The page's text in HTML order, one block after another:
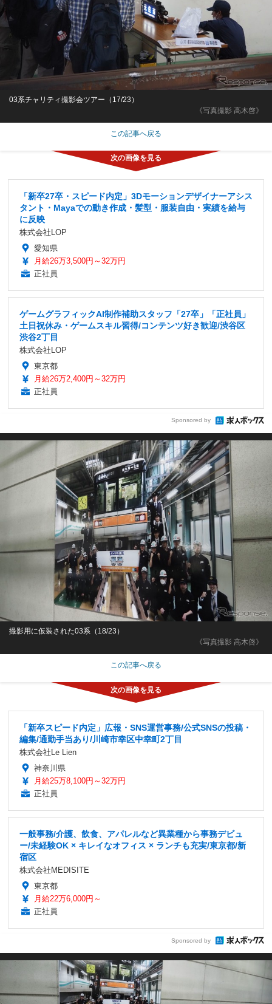
《写真撮影 高木啓》
03系チャリティ撮影会ツアー（17/23）
この記事へ戻る
「新卒27卒・スピード内定」3Dモーションデザイナーアシス
タント・Mayaでの動き作成・髪型・服装自由・実績を給与
に反映
株式会社LOP
愛知県
月給26万3,500円～32万円
正社員
ゲームグラフィックAI制作補助スタッフ「27卒」「正社員」
土日祝休み・ゲームスキル習得/コンテンツ好き歓迎/渋谷区
渋谷2丁目
株式会社LOP
東京都
月給26万2,400円～32万円
正社員
Sponsored by
《写真撮影 高木啓》
撮影用に仮装された03系（18/23）
この記事へ戻る
「新卒スピード内定」広報・SNS運営事務/公式SNSの投稿・
編集/通勤手当あり/川崎市幸区中幸町2丁目
株式会社Le Lien
神奈川県
月給25万8,100円～32万円
正社員
一般事務/介護、飲食、アパレルなど異業種から事務デビュ
ー/未経験OK × キレイなオフィス × ランチも充実/東京都/新
宿区
株式会社MEDISITE
東京都
月給22万6,000円～
正社員
Sponsored by